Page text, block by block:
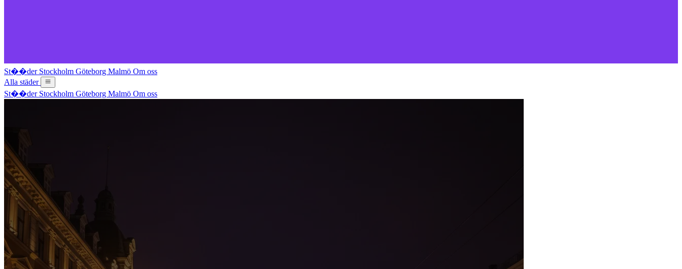
St��der Stockholm Göteborg Malmö Om oss
Alla städer
St��der Stockholm Göteborg Malmö Om oss